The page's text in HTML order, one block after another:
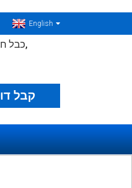
English
כבל
קבל